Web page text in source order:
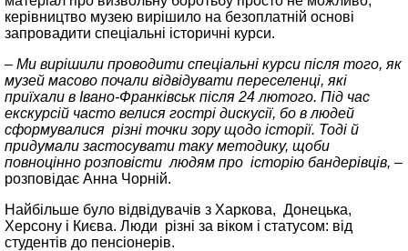
керівництво музею вирішило на безоплатній основі
запровадити спеціальні історичні курси.
– Ми вирішили проводити спеціальні курси після того, як
музей масово почали відвідувати переселенці, які
приїхали в Івано-Франківськ після 24 лютого. Під час
екскурсій часто велися гострі дискусії, бо в людей
сформувалися різні точки зору щодо історії. Тоді й
придумали застосувати таку методику, щоби
повноцінно розповісти людям про історію бандерівців, –
розповідає Анна Чорній.
Найбільше було відвідувачів з Харкова, Донецька,
Херсону і Києва. Люди різні за віком і статусом: від
студентів до пенсіонерів.